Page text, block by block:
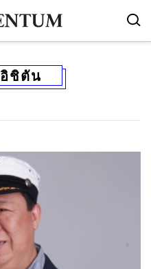
อิชิตัน